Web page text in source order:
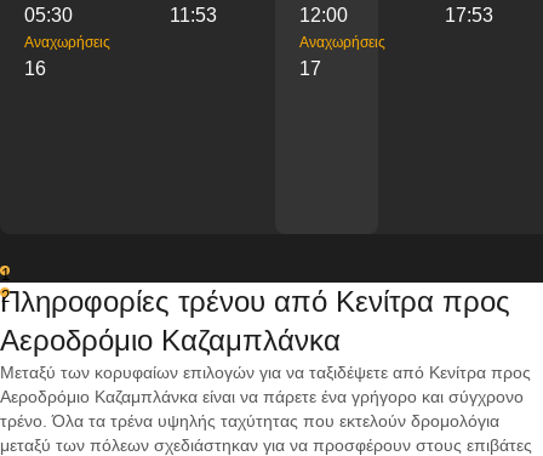
05:30 11:53
Αναχωρήσεις
16
12:00 17:53
Αναχωρήσεις
17
1
2
Πληροφορίες τρένου από Κενίτρα προς
Αεροδρόμιο Καζαμπλάνκα
Μεταξύ των κορυφαίων επιλογών για να ταξιδέψετε από Κενίτρα προς
Αεροδρόμιο Καζαμπλάνκα είναι να πάρετε ένα γρήγορο και σύγχρονο
τρένο. Όλα τα τρένα υψηλής ταχύτητας που εκτελούν δρομολόγια
μεταξύ των πόλεων σχεδιάστηκαν για να προσφέρουν στους επιβάτες